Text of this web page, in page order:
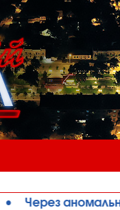
на Одещині